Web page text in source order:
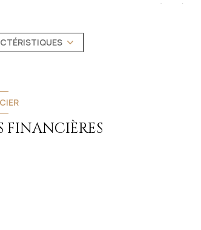
Chauffage individuel : cheminée (bois)
exposition Est-Ouest
quartier Centre ville